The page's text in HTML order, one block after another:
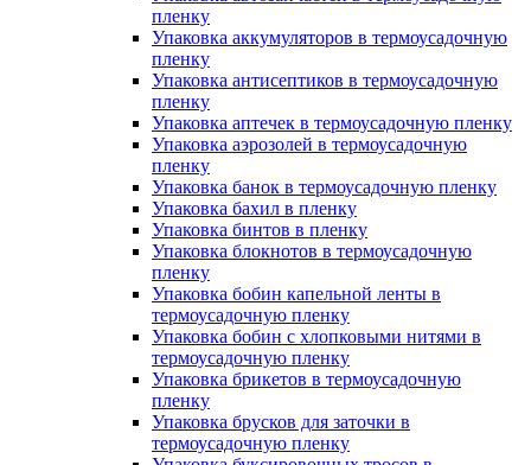
пленку
Упаковка аккумуляторов в термоусадочную
пленку
Упаковка антисептиков в термоусадочную
пленку
Упаковка аптечек в термоусадочную пленку
Упаковка аэрозолей в термоусадочную
пленку
Упаковка банок в термоусадочную пленку
Упаковка бахил в пленку
Упаковка бинтов в пленку
Упаковка блокнотов в термоусадочную
пленку
Упаковка бобин капельной ленты в
термоусадочную пленку
Упаковка бобин с хлопковыми нитями в
термоусадочную пленку
Упаковка брикетов в термоусадочную
пленку
Упаковка брусков для заточки в
термоусадочную пленку